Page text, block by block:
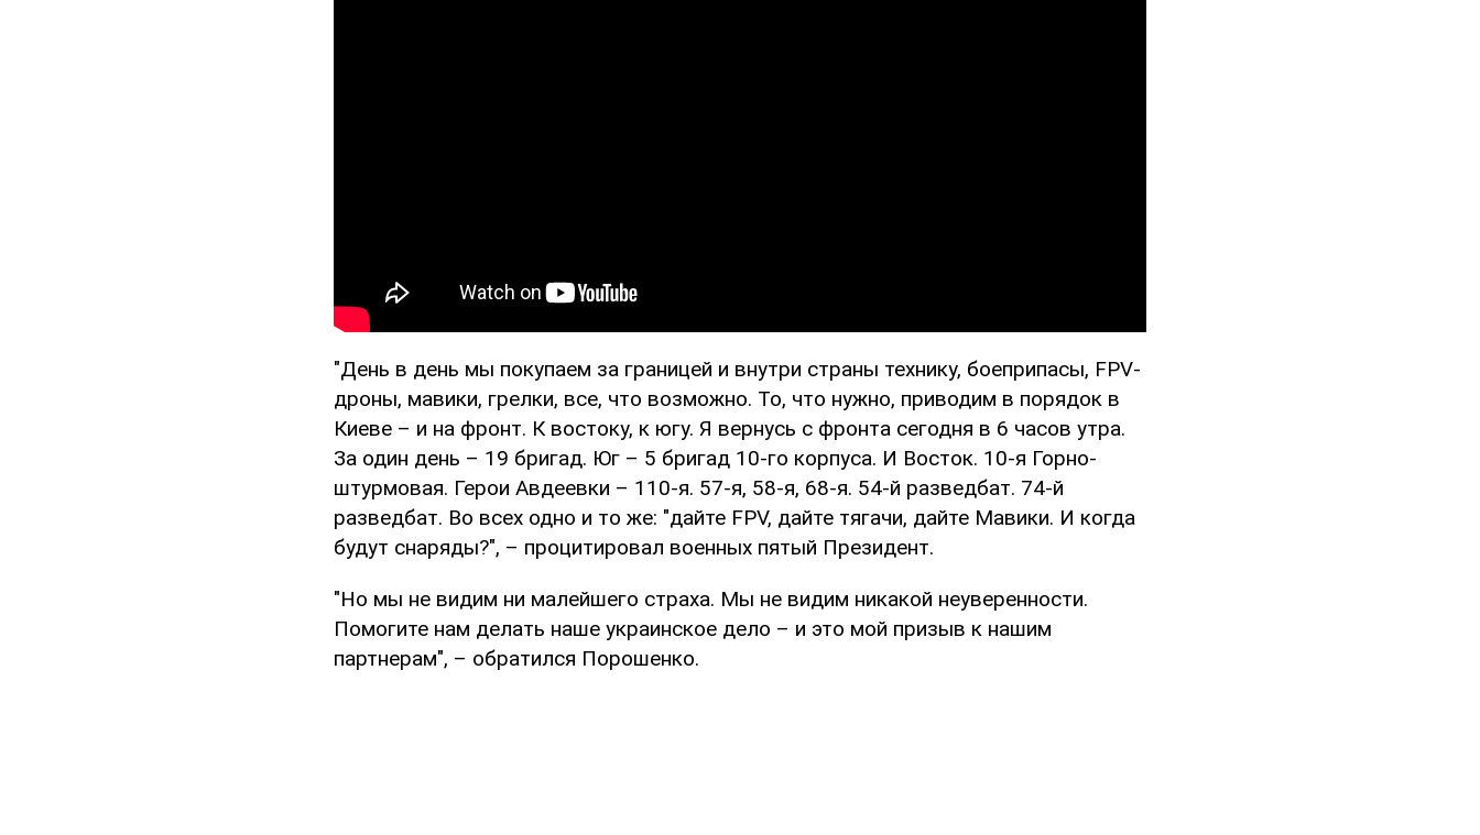
"День в день мы покупаем за границей и внутри страны технику, боеприпасы, FPV-
дроны, мавики, грелки, все, что возможно. То, что нужно, приводим в порядок в
Киеве – и на фронт. К востоку, к югу. Я вернусь с фронта сегодня в 6 часов утра.
За один день – 19 бригад. Юг – 5 бригад 10-го корпуса. И Восток. 10-я Горно-
штурмовая. Герои Авдеевки – 110-я. 57-я, 58-я, 68-я. 54-й разведбат. 74-й
разведбат. Во всех одно и то же: "дайте FPV, дайте тягачи, дайте Мавики. И когда
будут снаряды?", – процитировал военных пятый Президент.
"Но мы не видим ни малейшего страха. Мы не видим никакой неуверенности.
Помогите нам делать наше украинское дело – и это мой призыв к нашим
партнерам", – обратился Порошенко.